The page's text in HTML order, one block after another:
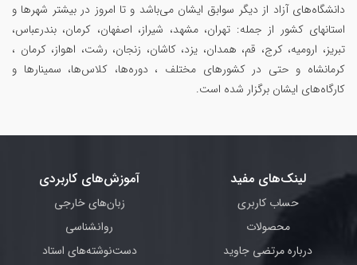
دانشگاه‌های آزاد از دیگر سوابق ایشان می‌باشد و تا امروز در بیشتر شهرها و
استانهای کشور از جمله: تهران، مشهد، شیراز، اصفهان، کرمان، بندرعباس،
تبریز، ارومیه، کرج، قم، همدان، یزد، کاشان، زنجان، رشت، اهواز، کرمان ،
کرمانشاه و حتی در کشورهای مختلف ، دوره‌ها، کلاس‌ها، سمینار‌ها و
کارگاه‌های ایشان برگزار شده است.
لینک‌های مفید
حساب کاربری
محصولات
درباره مرتضی جاوید
آموزش‌های کاربردی
زبان‌های خارجی
روانشناسی
دست‌نوشته‌های استاد